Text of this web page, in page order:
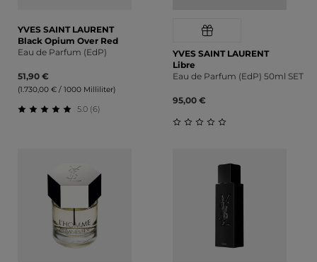
YVES SAINT LAURENT
Black Opium Over Red
Eau de Parfum (EdP)
51,90 €
(1.730,00 € / 1000 Milliliter)
Durchschnittliche Bewertung von 5 von 5 Sternen
5.0 (6)
YVES SAINT LAURENT
Libre
Eau de Parfum (EdP) 50ml SET
95,00 €